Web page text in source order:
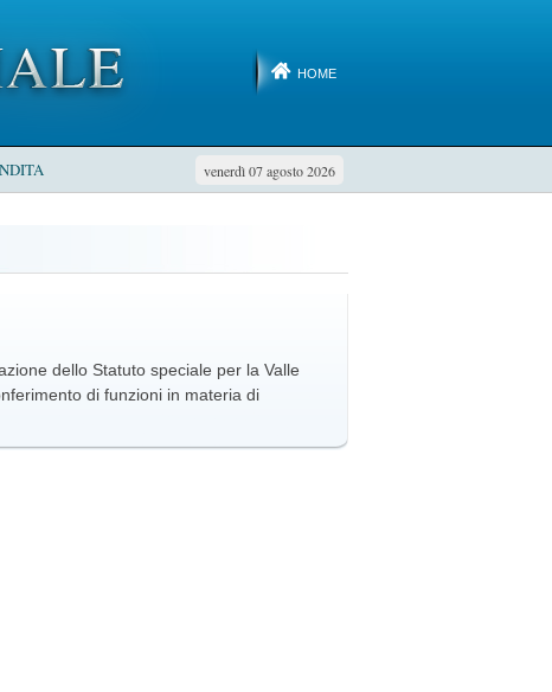
HOME
venerdì 07 agosto 2026
dello Statuto speciale per la Valle
di funzioni in materia di